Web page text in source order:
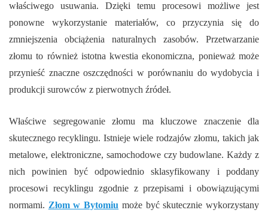
właściwego usuwania. Dzięki temu procesowi możliwe jest
ponowne wykorzystanie materiałów, co przyczynia się do
zmniejszenia obciążenia naturalnych zasobów. Przetwarzanie
złomu to również istotna kwestia ekonomiczna, ponieważ może
przynieść znaczne oszczędności w porównaniu do wydobycia i
produkcji surowców z pierwotnych źródeł.
Właściwe segregowanie złomu ma kluczowe znaczenie dla
skutecznego recyklingu. Istnieje wiele rodzajów złomu, takich jak
metalowe, elektroniczne, samochodowe czy budowlane. Każdy z
nich powinien być odpowiednio sklasyfikowany i poddany
procesowi recyklingu zgodnie z przepisami i obowiązującymi
normami. Złom w Bytomiu może być skutecznie wykorzystany